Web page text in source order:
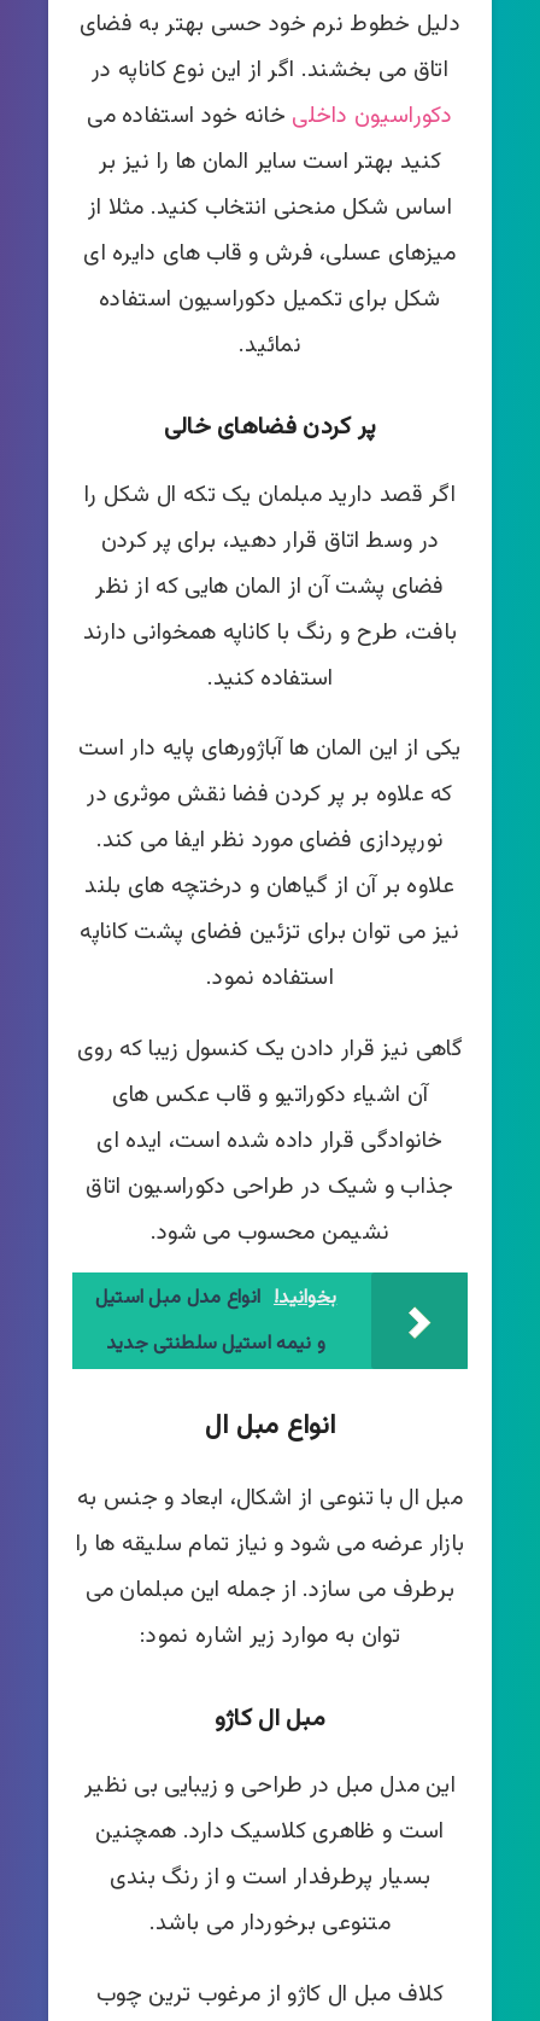
دلیل خطوط نرم خود حسی بهتر به فضای
اتاق می بخشند. اگر از این نوع کاناپه در
دکوراسیون داخلی خانه خود استفاده می
کنید بهتر است سایر المان ها را نیز بر
اساس شکل منحنی انتخاب کنید. مثلا از
میزهای عسلی، فرش و قاب های دایره ای
شکل برای تکمیل دکوراسیون استفاده
نمائید.
پر کردن فضاهای خالی
اگر قصد دارید مبلمان یک تکه ال شکل را
در وسط اتاق قرار دهید، برای پر کردن
فضای پشت آن از المان هایی که از نظر
بافت، طرح و رنگ با کاناپه همخوانی دارند
استفاده کنید.
یکی از این المان ها آباژورهای پایه دار است
که علاوه بر پر کردن فضا نقش موثری در
نورپردازی فضای مورد نظر ایفا می کند.
علاوه بر آن از گیاهان و درختچه های بلند
نیز می توان برای تزئین فضای پشت کاناپه
استفاده نمود.
گاهی نیز قرار دادن یک کنسول زیبا که روی
آن اشیاء دکوراتیو و قاب عکس های
خانوادگی قرار داده شده است، ایده ای
جذاب و شیک در طراحی دکوراسیون اتاق
نشیمن محسوب می شود.
بخوانید! انواع مدل مبل استیل
و نیمه استیل سلطنتی جدید
انواع مبل ال
مبل ال با تنوعی از اشکال، ابعاد و جنس به
بازار عرضه می شود و نیاز تمام سلیقه ها را
برطرف می سازد. از جمله این مبلمان می
توان به موارد زیر اشاره نمود:
مبل ال کاژو
این مدل مبل در طراحی و زیبایی بی نظیر
است و ظاهری کلاسیک دارد. همچنین
بسیار پرطرفدار است و از رنگ بندی
متنوعی برخوردار می باشد.
کلاف مبل ال کاژو از مرغوب ترین چوب